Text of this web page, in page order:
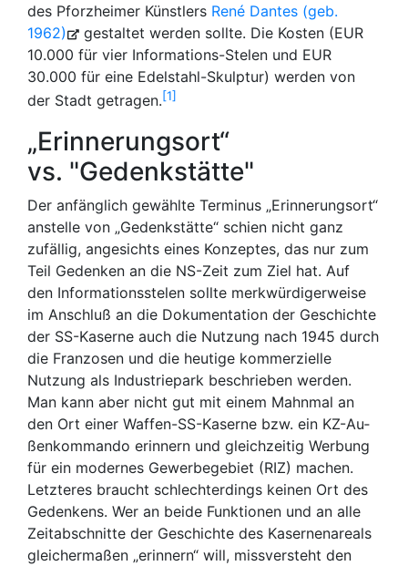
des Pforzheimer Künstlers René Dantes (geb.
1962)
gestaltet werden sollte. Die Kosten (EUR
10.000 für vier Informations-Stelen und EUR
30.000 für eine Edelstahl-Skulptur) werden von
der Stadt getragen. 1
„Erinnerungsort“
vs. "Gedenkstätte"
Der anfänglich gewählte Terminus „Erinnerungsort“
anstelle von „Gedenkstätte“ schien nicht ganz
zufällig, angesichts eines Konzeptes, das nur zum
Teil Gedenken an die NS-Zeit zum Ziel hat. Auf
den Informationsstelen sollte merkwürdigerweise
im Anschluß an die Dokumentation der Geschichte
der SS-Kaserne auch die Nutzung nach 1945 durch
die Franzosen und die heutige kommerzielle
Nutzung als Industriepark beschrieben werden.
Man kann aber nicht gut mit einem Mahn­mal an
den Ort einer Waf­fen-​SS-​Ka­ser­ne bzw. ein KZ-​Au­
ßen­kom­man­do er­in­nern und gleich­zei­tig Wer­bung
für ein mo­der­nes Ge­wer­be­ge­biet (RIZ) ma­chen.
Letz­te­res braucht schlech­ter­dings kei­nen Ort des
Ge­den­kens. Wer an bei­de Funk­tio­nen und an alle
Zeitabschnitte der Geschichte des Ka­ser­nenareals
gleichermaßen „erinnern“ will, miss­ver­steht den